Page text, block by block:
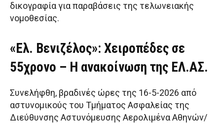
δικογραφία για παραβάσεις της τελωνειακής
νομοθεσίας.
«Ελ. Βενιζέλος»: Χειροπέδες σε
55χρονο – Η ανακοίνωση της ΕΛ.ΑΣ.
Συνελήφθη, βραδινές ώρες της 16-5-2026 από
αστυνομικούς του Τμήματος Ασφαλείας της
Διεύθυνσης Αστυνόμευσης Αερολιμένα Αθηνών/